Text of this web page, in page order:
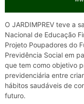
O JARDIMPREV teve a
Nacional de Educação
Projeto Poupadores do
Previdência Social em
que tem como objetivo
previdenciária entre
hábitos saudáveis de
futuro.